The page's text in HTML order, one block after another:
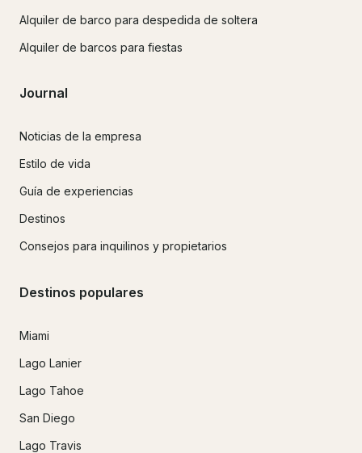
Alquiler de barco para despedida de soltera
Alquiler de barcos para fiestas
Journal
Noticias de la empresa
Estilo de vida
Guía de experiencias
Destinos
Consejos para inquilinos y propietarios
Destinos populares
Miami
Lago Lanier
Lago Tahoe
San Diego
Lago Travis